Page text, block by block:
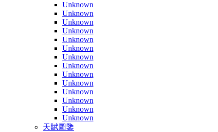
Unknown
Unknown
Unknown
Unknown
Unknown
Unknown
Unknown
Unknown
Unknown
Unknown
Unknown
Unknown
Unknown
Unknown
天賦圖鑒